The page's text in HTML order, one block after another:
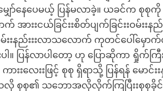
ာ်နေပေမယ့် ပြန်မလာခဲ့။ ယခင်က စု
ယ်ခြင်းးစိတ်ပျက်ခြင်းးဝမ်းးနည်းး
ဝမ်းးနည်းးးလာသလောက် ကုတင်ပေါ်မှေ
ပြန်လာပါတော့ ဟု ပြောဆိုကာ ရှိုက်ကြီ
းးဖြင့် စုစု ရှိရာသို့ ပြန်ရန် မောင်း
စု၏ သဘောအလိုလိုက်ကြပြီးးစုစုခိုင်း